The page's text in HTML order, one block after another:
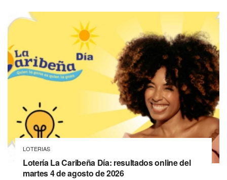
LOTERIAS
Lotería La Caribeña Día: resultados online del
martes 4 de agosto de 2026